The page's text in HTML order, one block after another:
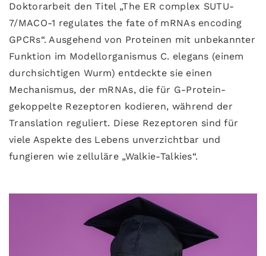
Doktorarbeit den Titel „The ER complex SUTU-
7/MACO-1 regulates the fate of mRNAs encoding
GPCRs“. Ausgehend von Proteinen mit unbekannter
Funktion im Modellorganismus C. elegans (einem
durchsichtigen Wurm) entdeckte sie einen
Mechanismus, der mRNAs, die für G-Protein-
gekoppelte Rezeptoren kodieren, während der
Translation reguliert. Diese Rezeptoren sind für
viele Aspekte des Lebens unverzichtbar und
fungieren wie zelluläre „Walkie-Talkies“.